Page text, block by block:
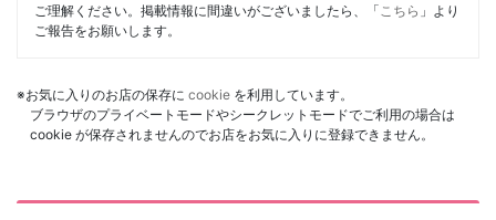
ご理解ください。掲載情報に間違いがございましたら、「 こちら 」より
ご報告をお願いします。
※お気に入りのお店の保存に cookie を利用しています。
ブラウザのプライベートモードやシークレットモードでご利用の場合は
cookie が保存されませんのでお店をお気に入りに登録できません。